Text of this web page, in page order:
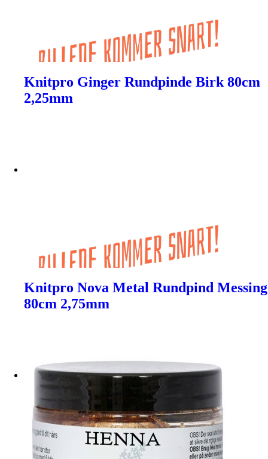
Knitpro Ginger Rundpinde Birk 80cm
2,25mm
Knitpro Nova Metal Rundpind Messing
80cm 2,75mm